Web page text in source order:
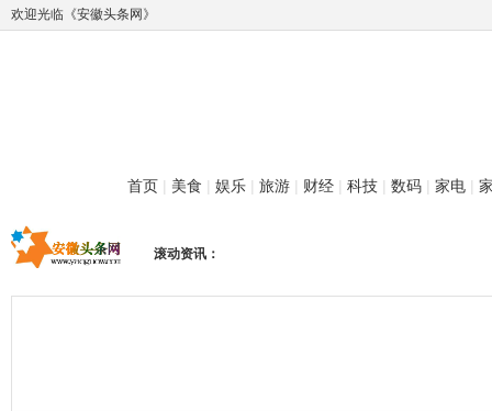
欢迎光临《安徽头条网》
首页 | 美食 | 娱乐 | 旅游 | 财经 | 科技 | 数码 | 家电 |
滚动资讯：